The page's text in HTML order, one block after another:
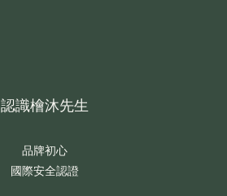
認識檜沐先生
品牌初心
國際安全認證